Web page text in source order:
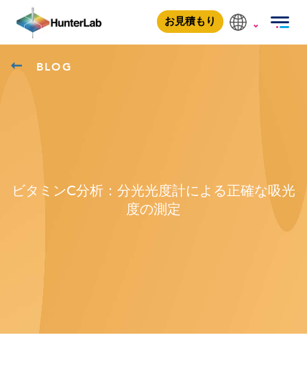
お見積もり
BLOG
ビタミンC分析：分光光度計による正確な吸光
度の測定